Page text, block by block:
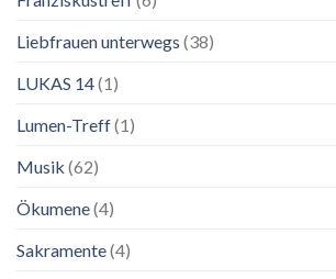
Liebfrauen unterwegs (38)
LUKAS 14(1)
Lumen-Treff(1)
Musik (62)
Ökumene(4)
Sakramente(4)